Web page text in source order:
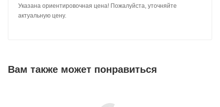
Указана ориентировочная цена! Пожалуйста, уточняйте
актуальную цену.
Вам также может понравиться